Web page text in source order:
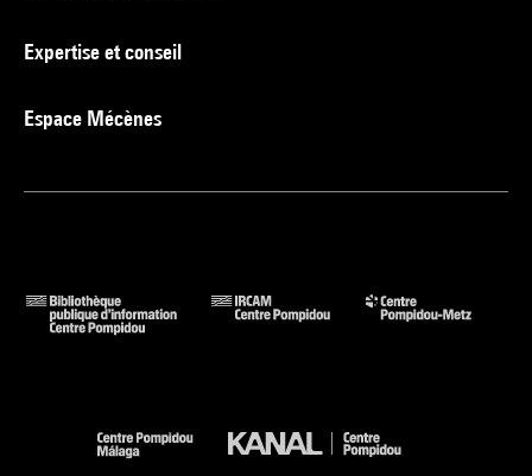
Expertise et conseil
Espace Mécènes